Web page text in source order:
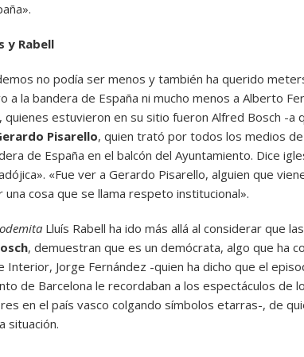
y Rabell
no podía ser menos y también ha querido
a la bandera de España ni mucho menos a Alberto
quienes estuvieron en su sitio fueron Alfred Bosch -a
Pisarello, quien trató por todos los medios
de España en el balcón del Ayuntamiento. Dice
«Fue ver a Gerardo Pisarello, alguien que
una cosa que se llama respeto institucional».
Lluís Rabell ha ido más allá al considerar que
, demuestran que es un demócrata, algo que ha
Interior, Jorge Fernández -quien ha dicho que el
de Barcelona le recordaban a los espectáculos de
en el país vasco colgando símbolos etarras-, de
situación.